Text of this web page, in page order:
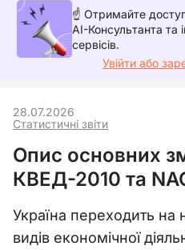
☝️ Отримайте
AI-Консультанта та
сервісів.
Увійти або
Статистичні звіти
28.07.2026
Опис основних
КВЕД-2010 та
Україна переходить на
видів економічної